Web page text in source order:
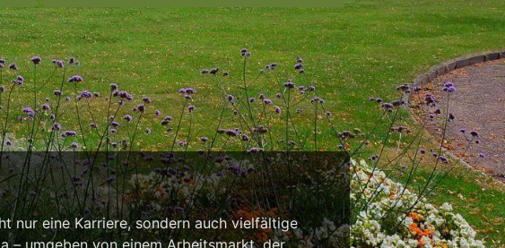
nur eine Karriere, sondern auch vielfältige